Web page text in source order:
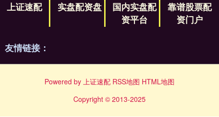
上证速配 实盘配资盘
国内实盘配
资平台
靠谱股票配
资门户
友情链接：
Powered by 上证速配 RSS地图 HTML地图
Copyright © 2013-2025